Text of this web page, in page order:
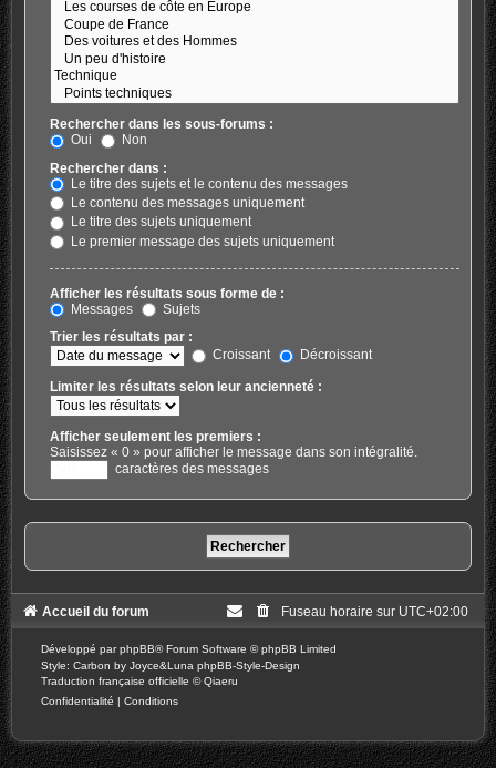
Rechercher dans les sous-forums :
Oui
Non
Rechercher dans :
Le titre des sujets et le contenu des messages
Le contenu des messages uniquement
Le titre des sujets uniquement
Le premier message des sujets uniquement
Afficher les résultats sous forme de :
Messages
Sujets
Trier les résultats par :
Croissant
Décroissant
Limiter les résultats selon leur ancienneté :
Afficher seulement les premiers :
Saisissez « 0 » pour afficher le message dans son intégralité.
caractères des messages
Accueil du forum Fuseau horaire sur UTC+02:00
Développé parphpBB® Forum Software © phpBB Limited
Style: Carbon by Joyce&Luna phpBB-Style-Design
Traduction française officielle ©Qiaeru
Confidentialité | Conditions